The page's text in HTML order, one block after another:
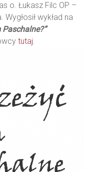
o. Łukasz Filc OP –
wykład na
tutaj.